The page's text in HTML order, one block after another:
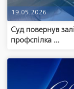
19.05.2026
Суд повернув
профспілка ...